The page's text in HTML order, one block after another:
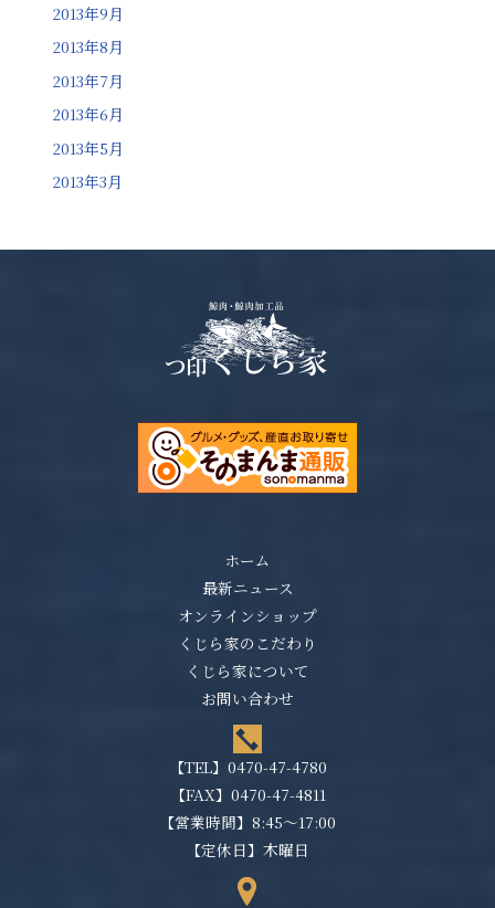
2013年9月
2013年8月
2013年7月
2013年6月
2013年5月
2013年3月
ホーム
最新ニュース
オンラインショップ
くじら家のこだわり
くじら家について
お問い合わせ
【TEL】 0470-47-4780
【FAX】0470-47-4811
【営業時間】8:45～17:00
【定休日】木曜日